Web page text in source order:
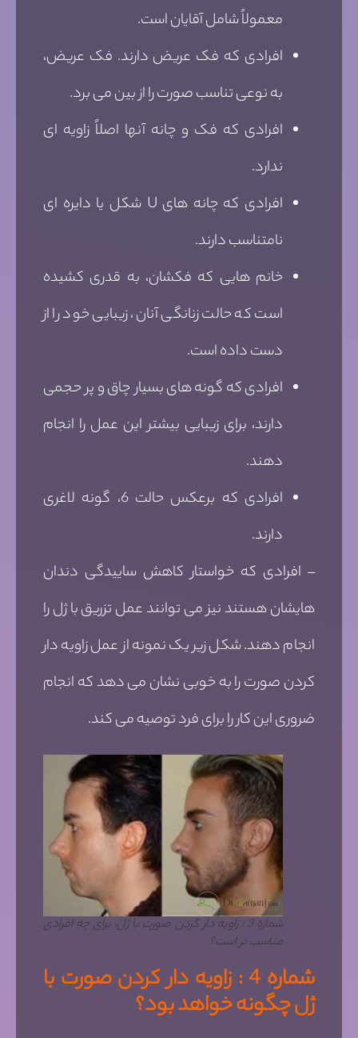
معمولاً شامل آقایان است.
افرادی که فک عریض دارند. فک عریض،
به نوعی تناسب صورت را از بین می برد.
افرادی که فک و چانه آنها اصلاً زاویه ای
ندارد.
افرادی که چانه های U شکل یا دایره ای
نامتناسب دارند.
خانم هایی که فکشان، به قدری کشیده
است که حالت زنانگی آنان، زیبایی خود را از
دست داده است.
افرادی که گونه های بسیار چاق و پر حجمی
دارند، برای زیبایی بیشتر این عمل را انجام
دهند.
افرادی که برعکس حالت 6، گونه لاغری
دارند.
– افرادی که خواستار کاهش ساییدگی دندان
هایشان هستند نیز می توانند عمل تزریق با ژل را
انجام دهند. شکل زیر یک نمونه از عمل زاویه دار
کردن صورت را به خوبی نشان می دهد که انجام
ضروری این کار را برای فرد توصیه می کند.
شماره 3 : زاویه دار کردن صورت با ژل، برای چه افرادی
مناسب تر است؟
شماره 4 : زاویه دار کردن صورت با
ژل چگونه خواهد بود؟